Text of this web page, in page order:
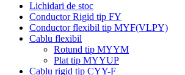
Lichidari de stoc
Conductor Rigid tip FY
Conductor flexibil tip MYF(VLPY)
Cablu flexibil
Rotund tip MYYM
Plat tip MYYUP
Cablu rigid tip CYY-F